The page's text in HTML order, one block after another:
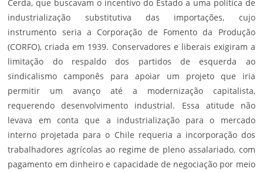
Cerda, que buscavam o incentivo do Estado a uma política de
industrialização substitutiva das importações, cujo
instrumento seria a Corporação de Fomento da Produção
(CORFO), criada em 1939. Conservadores e liberais exigiram a
limitação do respaldo dos partidos de esquerda ao
sindicalismo camponês para apoiar um projeto que iria
permitir um avanço até a modernização capitalista,
requerendo desenvolvimento industrial. Essa atitude não
levava em conta que a industrialização para o mercado
interno projetada para o Chile requeria a incorporação dos
trabalhadores agrícolas ao regime de pleno assalariado, com
pagamento em dinheiro e capacidade de negociação por meio